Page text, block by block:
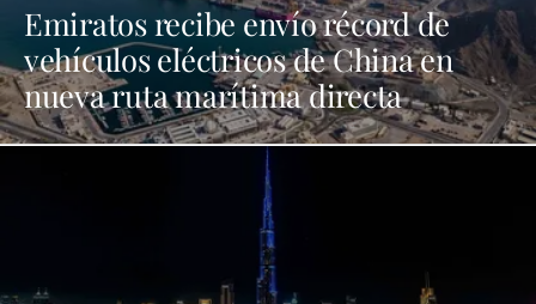
Emiratos recibe envío récord de
vehículos eléctricos de China en
nueva ruta marítima directa